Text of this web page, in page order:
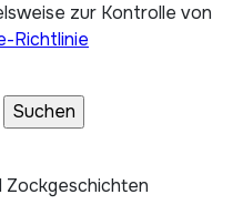
zur Kontrolle von
Richtlinie
Zockgeschichten